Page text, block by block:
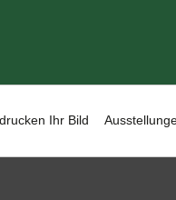
Ihr Bild